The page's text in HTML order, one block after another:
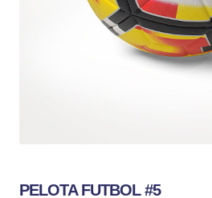
PELOTA FUTBOL #5